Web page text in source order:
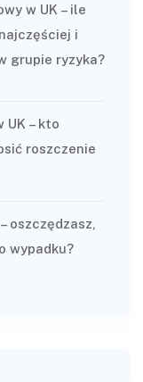
w UK – ile
i
grupie ryzyka?
UK – kto
roszczenie
oszczędzasz,
wypadku?